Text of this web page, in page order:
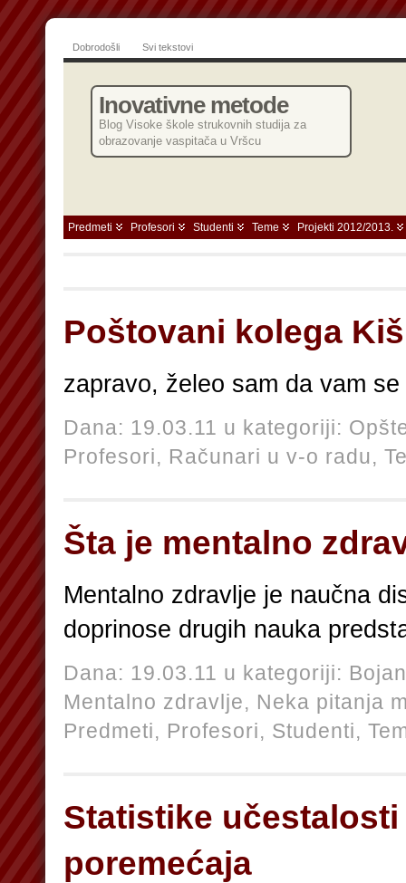
Dobrodošli Svi tekstovi
Inovativne metode
Blog Visoke škole strukovnih studija za
obrazovanje vaspitača u Vršcu
Predmeti Profesori Studenti Teme Projekti 2012/2013.
Poštovani kolega
zapravo, želeo sam da vam
Dana: 19.03.11 u kategoriji:
Profesori, Računari u v-o radu,
Šta je mentalno
Mentalno zdravlje je naučna
doprinose drugih nauka
Dana: 19.03.11 u kategoriji:
Mentalno zdravlje, Neka pitanja
Predmeti, Profesori, Studenti,
Statistike
poremećaja